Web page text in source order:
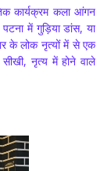
कार्यक्रम कला आंगन
में गुड़िया डांस, या
के लोक नृत्यों में से एक
सीखी, नृत्य में होने वाले